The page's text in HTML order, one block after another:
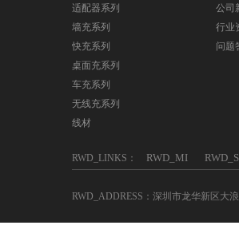
适配器系列
墙充系列
快充系列
桌面充系列
车充系列
无线充系列
线材
公司
行业
问题
RWD_LINKS： RWD_MI
RWD_ADDRESS：深圳市龙华新区大